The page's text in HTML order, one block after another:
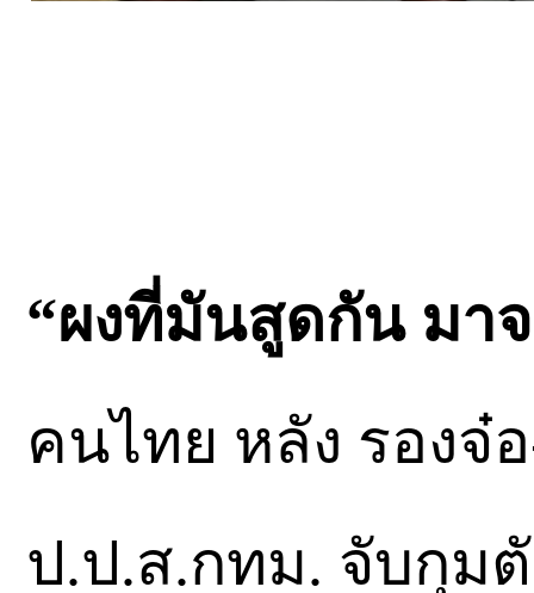
“ผงที่มันสูดกัน มา
คนไทย หลัง รองจ๋
ป.ป.ส.กทม. จับกุม